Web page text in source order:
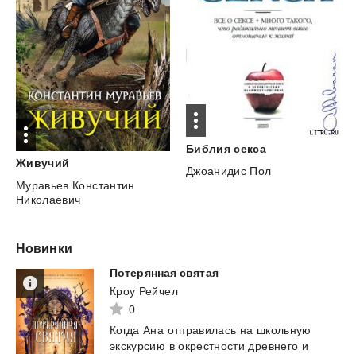
Живучий
Муравьев Константин
Николаевич
Библия секса
Джоанидис Пол
Новинки
Потерянная святая
Кроу Рейчел
0
Когда Ана отправилась на школьную
экскурсию в окрестности древнего и